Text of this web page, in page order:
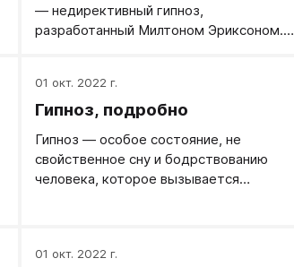
— недирективный гипноз,
разработанный Милтоном Эриксоном. В
переживаниях и на время перестает
воспринимать окружающую
входит в транс. Внешне это выглядит
так, будто человек «находится не
здесь»: взгляд обращен «внутрь себя»,
01 окт. 2022 г.
Гипноз, подробно
Гипноз — особое состояние, не
свойственное сну и бодрствованию
человека, которое вызывается
повышенной восприимчивостью к
01 окт. 2022 г.